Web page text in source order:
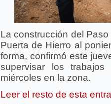
La construcción del
Puerta de Hierro al
forma, confirmó este
supervisar los
miércoles en la zona.
Leer el resto de esta